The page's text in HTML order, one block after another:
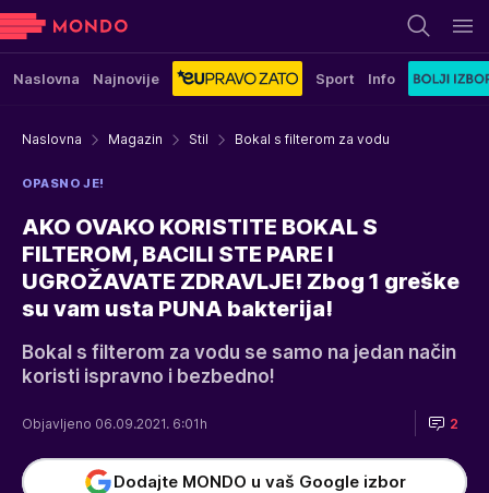
Naslovna Najnovije Sport Info
Naslovna Magazin Stil Bokal s filterom za vodu
OPASNO JE!
AKO OVAKO KORISTITE BOKAL S
FILTEROM, BACILI STE PARE I
UGROŽAVATE ZDRAVLJE! Zbog 1 greške
su vam usta PUNA bakterija!
Bokal s filterom za vodu se samo na jedan način
koristi ispravno i bezbedno!
Objavljeno 06.09.2021. 6:01h 2
Dodajte MONDO u vaš Google izbor